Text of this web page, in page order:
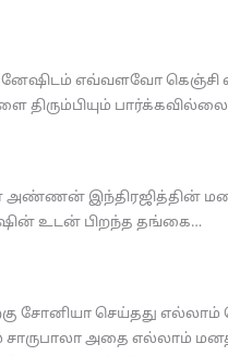
எவ்வளவோ கெஞ்சி
அண்ணன் இந்திரஜித்தின்
உடன் பிறந்த தங்கை…
சோனியா செய்தது எல்லாம்
அதை எல்லாம்